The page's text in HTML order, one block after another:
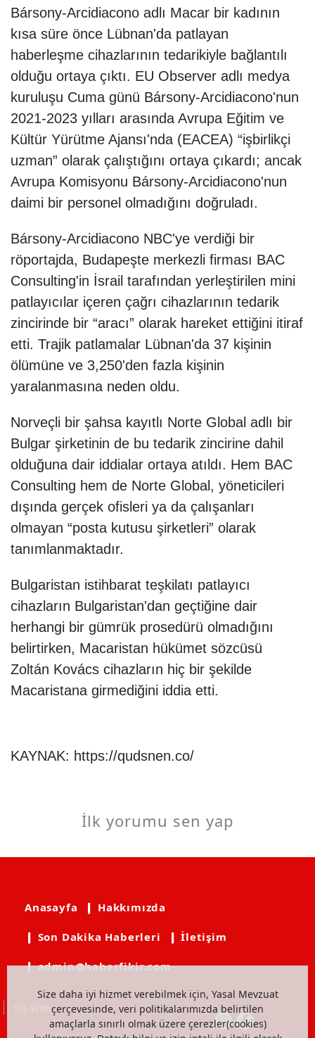
Bársony-Arcidiacono adlı Macar bir kadının
kısa süre önce Lübnan'da patlayan
haberleşme cihazlarının tedarikiyle bağlantılı
olduğu ortaya çıktı. EU Observer adlı medya
kuruluşu Cuma günü Bársony-Arcidiacono'nun
2021-2023 yılları arasında Avrupa Eğitim ve
Kültür Yürütme Ajansı'nda (EACEA) “işbirlikçi
uzman” olarak çalıştığını ortaya çıkardı; ancak
Avrupa Komisyonu Bársony-Arcidiacono'nun
daimi bir personel olmadığını doğruladı.
Bársony-Arcidiacono NBC'ye verdiği bir
röportajda, Budapeşte merkezli firması BAC
Consulting'in İsrail tarafından yerleştirilen mini
patlayıcılar içeren çağrı cihazlarının tedarik
zincirinde bir “aracı” olarak hareket ettiğini itiraf
etti. Trajik patlamalar Lübnan'da 37 kişinin
ölümüne ve 3,250'den fazla kişinin
yaralanmasına neden oldu.
Norveçli bir şahsa kayıtlı Norte Global adlı bir
Bulgar şirketinin de bu tedarik zincirine dahil
olduğuna dair iddialar ortaya atıldı. Hem BAC
Consulting hem de Norte Global, yöneticileri
dışında gerçek ofisleri ya da çalışanları
olmayan “posta kutusu şirketleri” olarak
tanımlanmaktadır.
Bulgaristan istihbarat teşkilatı patlayıcı
cihazların Bulgaristan'dan geçtiğine dair
herhangi bir gümrük prosedürü olmadığını
belirtirken, Macaristan hükümet sözcüsü
Zoltán Kovács cihazların hiç bir şekilde
Macaristana girmediğini iddia etti.
KAYNAK: https://qudsnen.co/
İlk yorumu sen yap
Size daha iyi hizmet verebilmek için, Yasal Mevzuat
çerçevesinde, veri politikalarımızda belirtilen
amaçlarla sınırlı olmak üzere çerezler(cookies)
Anasayfa ❙ Hakkımızda
❙ Son Dakika Haberleri ❙ İletişim
❙ admin@haberfikir.com
SiS Web